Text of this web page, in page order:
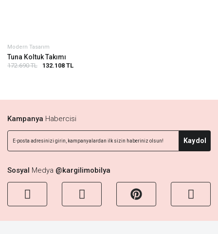
Modern Tasarım
Tuna Koltuk Takımı
172.690 TL 132.108 TL
Kampanya Habercisi
Kaydol
Sosyal Medya @kargilimobilya